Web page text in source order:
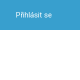
Přihlásit se